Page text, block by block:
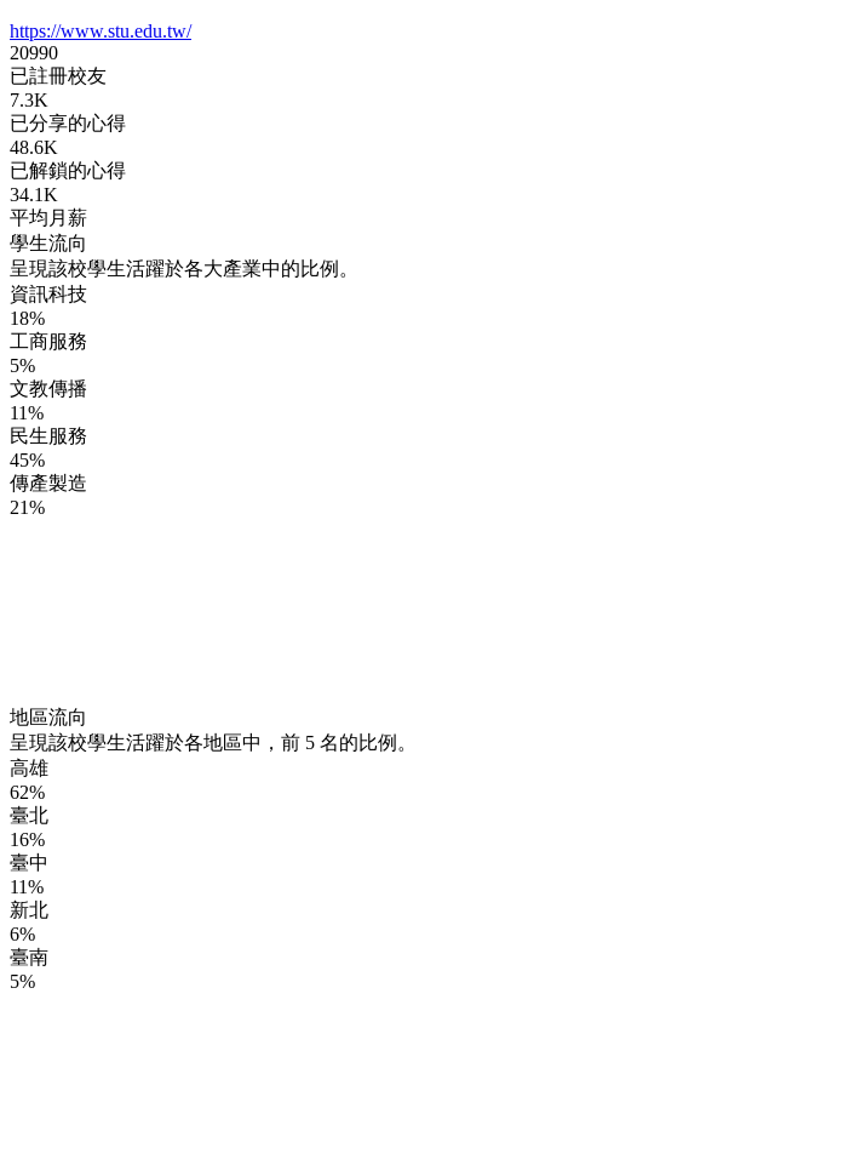
https://www.stu.edu.tw/
20990
已註冊校友
7.3K
已分享的心得
48.6K
已解鎖的心得
34.1K
平均月薪
學生流向
呈現該校學生活躍於各大產業中的比例。
資訊科技
18%
工商服務
5%
文教傳播
11%
民生服務
45%
傳產製造
21%
地區流向
呈現該校學生活躍於各地區中，前 5 名的比例。
高雄
62%
臺北
16%
臺中
11%
新北
6%
臺南
5%